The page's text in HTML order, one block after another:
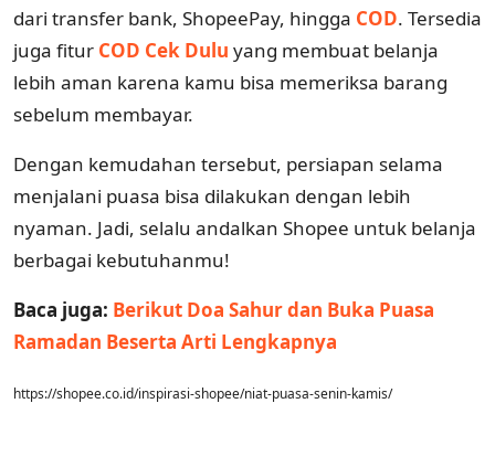
dari transfer bank, ShopeePay, hingga COD. Tersedia
juga fitur COD Cek Dulu yang membuat belanja
lebih aman karena kamu bisa memeriksa barang
sebelum membayar.
Dengan kemudahan tersebut, persiapan selama
menjalani puasa bisa dilakukan dengan lebih
nyaman. Jadi, selalu andalkan Shopee untuk belanja
berbagai kebutuhanmu!
Baca juga: Berikut Doa Sahur dan Buka Puasa
Ramadan Beserta Arti Lengkapnya
https://shopee.co.id/inspirasi-shopee/niat-puasa-senin-kamis/